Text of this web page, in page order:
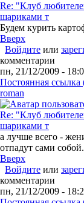
Re: "Клуб
шариками т
Будем курить
Вверх
Войдите или
комментарии
пн, 21/12/2009 -
Постоянная ссылка
roman
Re: "Клуб
шариками т
а лучше всего -
отпадут сами собой.
Вверх
Войдите или
комментарии
пн, 21/12/2009 -